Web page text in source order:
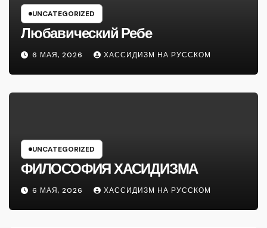
UNCATEGORIZED
Любавический Ребе
6 МАЯ, 2026 ХАССИДИЗМ НА РУССКОМ
UNCATEGORIZED
ФИЛОСОФИЯ ХАСИДИЗМА
6 МАЯ, 2026 ХАССИДИЗМ НА РУССКОМ